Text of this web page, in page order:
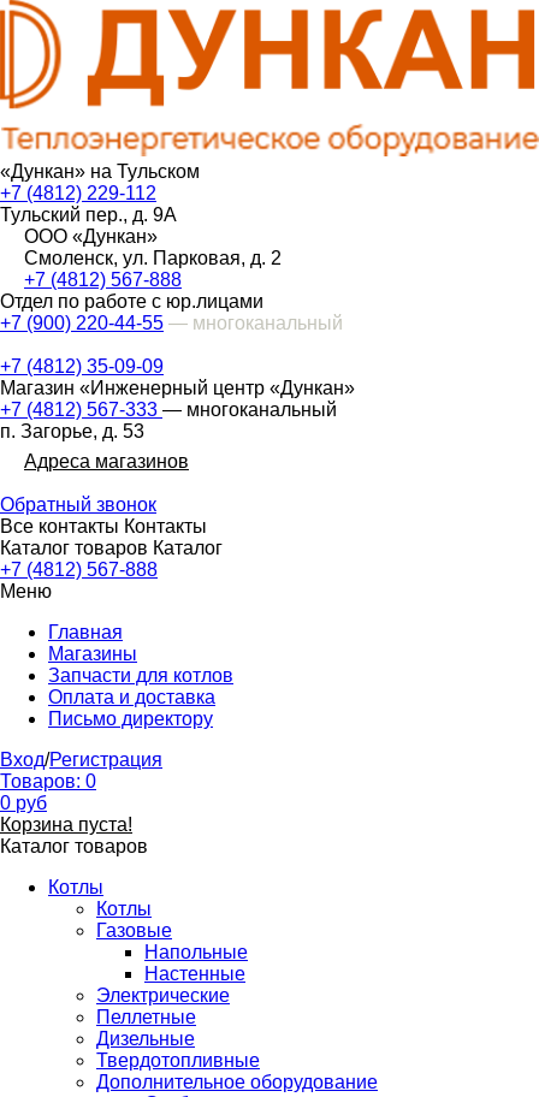
«Дункан» на Тульском
+7 (4812) 229-112
Тульский пер., д. 9А
ООО «Дункан»
Смоленск, ул. Парковая, д. 2
+7 (4812) 567-888
Отдел по работе с юр.лицами
+7 (900) 220-44-55 — многоканальный
+7 (4812) 35-09-09
Магазин «Инженерный центр «Дункан»
+7 (4812) 567-333 — многоканальный
п. Загорье, д. 53
Адреса магазинов
Обратный звонок
Все контакты Контакты
Каталог товаров Каталог
+7 (4812) 567-888
Меню
Главная
Магазины
Запчасти для котлов
Оплата и доставка
Письмо директору
Вход/Регистрация
Товаров: 0
0 руб
Корзина пуста!
Каталог товаров
Котлы
Котлы
Газовые
Напольные
Настенные
Электрические
Пеллетные
Дизельные
Твердотопливные
Дополнительное оборудование